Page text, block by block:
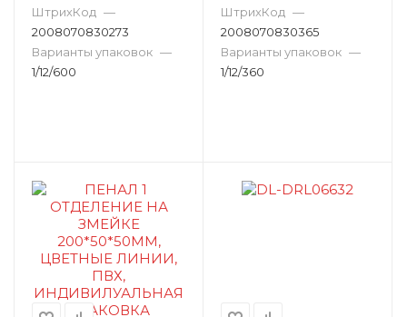
АССОРТИ DL-DRL06646
ШтрихКод —
2008070830273
Варианты упаковок —
1/12/600
ШтрихКод —
2008070830365
Варианты упаковок —
1/12/360